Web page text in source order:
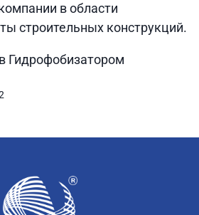
в области
строительных конструкций.
Гидрофобизатором